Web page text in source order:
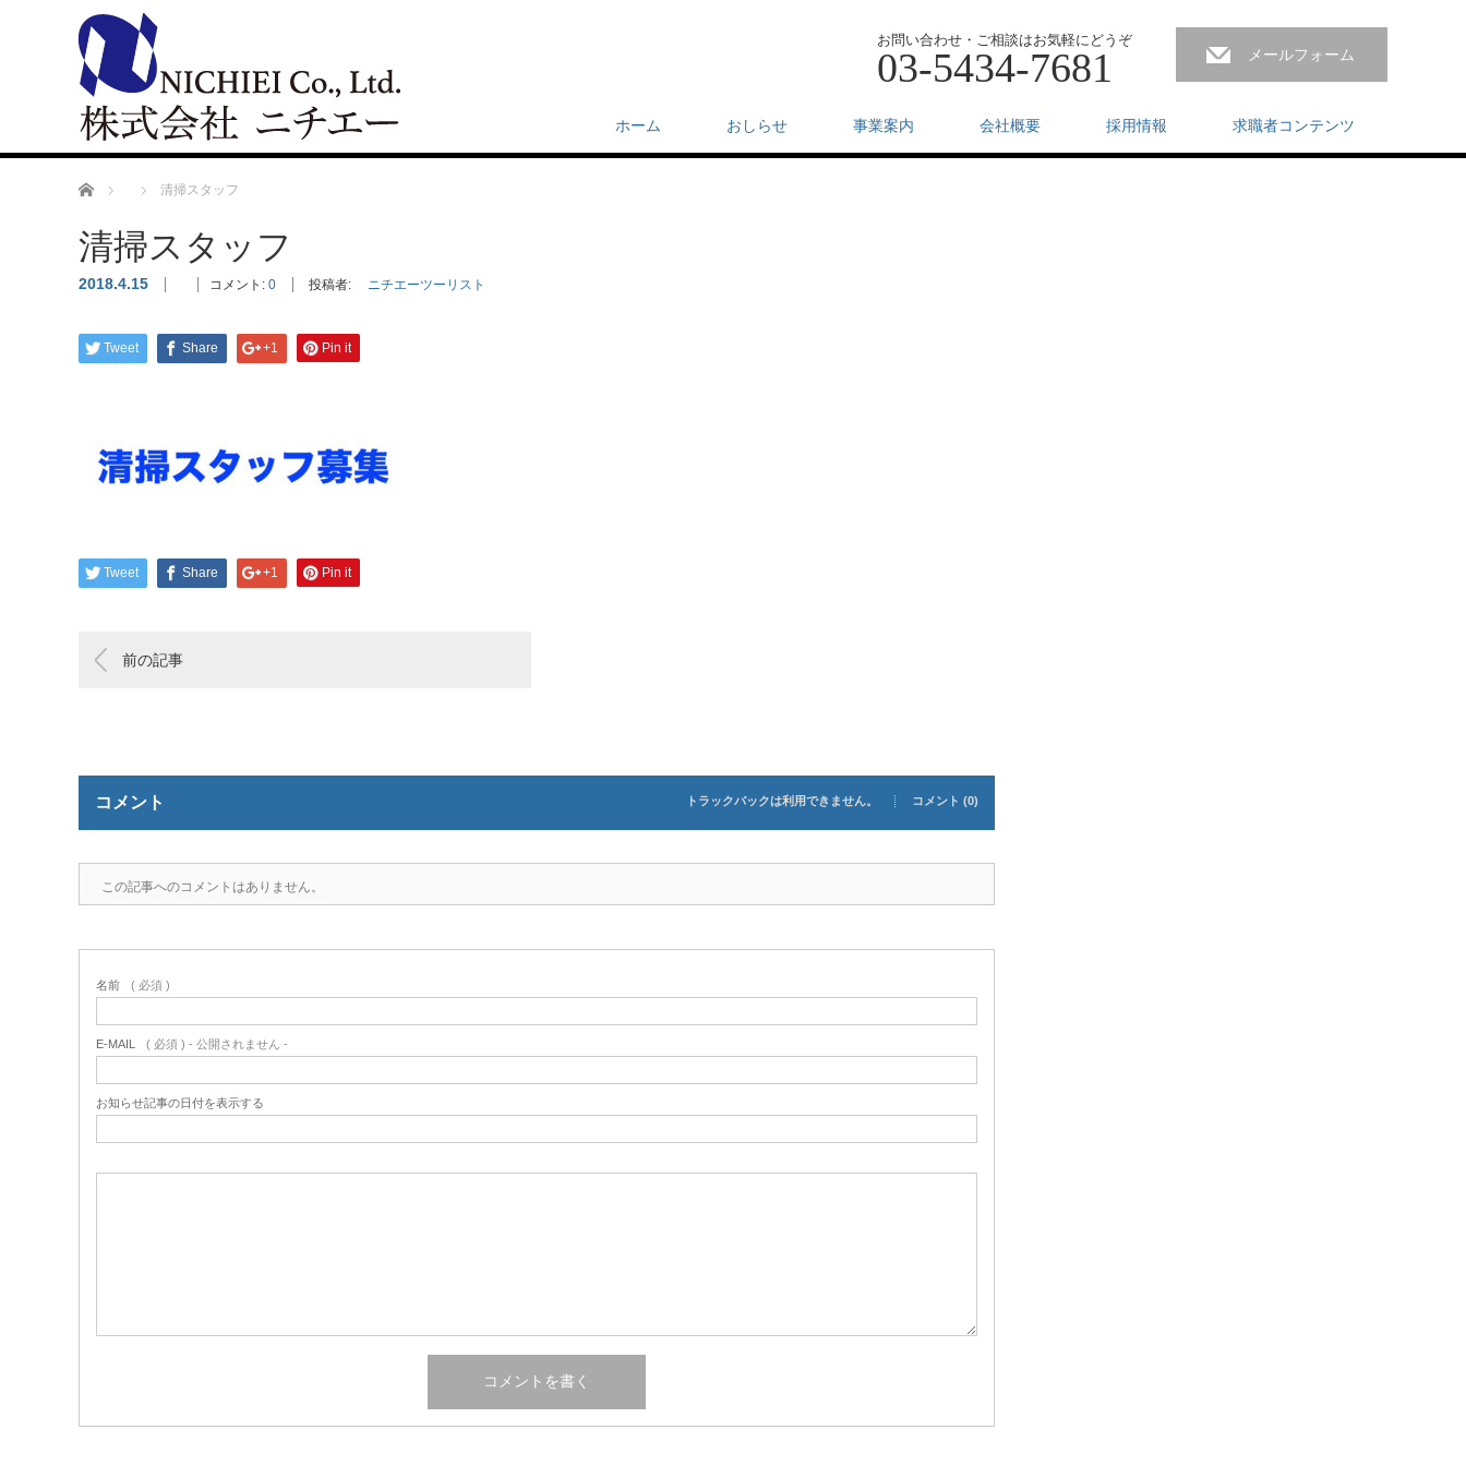
お問い合わせ・ご相談はお気軽にどうぞ
03-5434-7681 メールフォーム
ホーム おしらせ 事業案内 会社概要 採用情報 求職者コンテンツ
Home 清掃スタッフ
清掃スタッフ
2018.4.15 コメント: 0 投稿者: ニチエーツーリスト
Tweet Share +1 Pin it
Tweet Share +1 Pin it
前の記事
コメント トラックバックは利用できません。 コメント (0)
この記事へのコメントはありません。
名前 ( 必須 )
E-MAIL ( 必須 ) - 公開されません -
お知らせ記事の日付を表示する